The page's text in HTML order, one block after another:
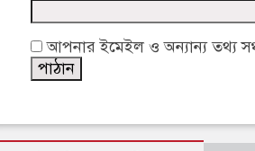
আপনার ইমেইল ও অন্যান্য তথ্য